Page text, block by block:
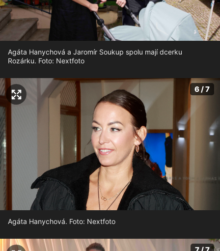
Agáta Hanychová a Jaromír Soukup spolu mají dcerku
Rozárku. Foto: Nextfoto
6 / 7
Agáta Hanychová. Foto: Nextfoto